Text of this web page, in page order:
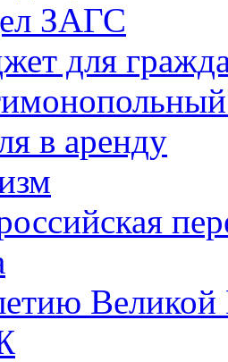
ЗАГС
для
в аренду